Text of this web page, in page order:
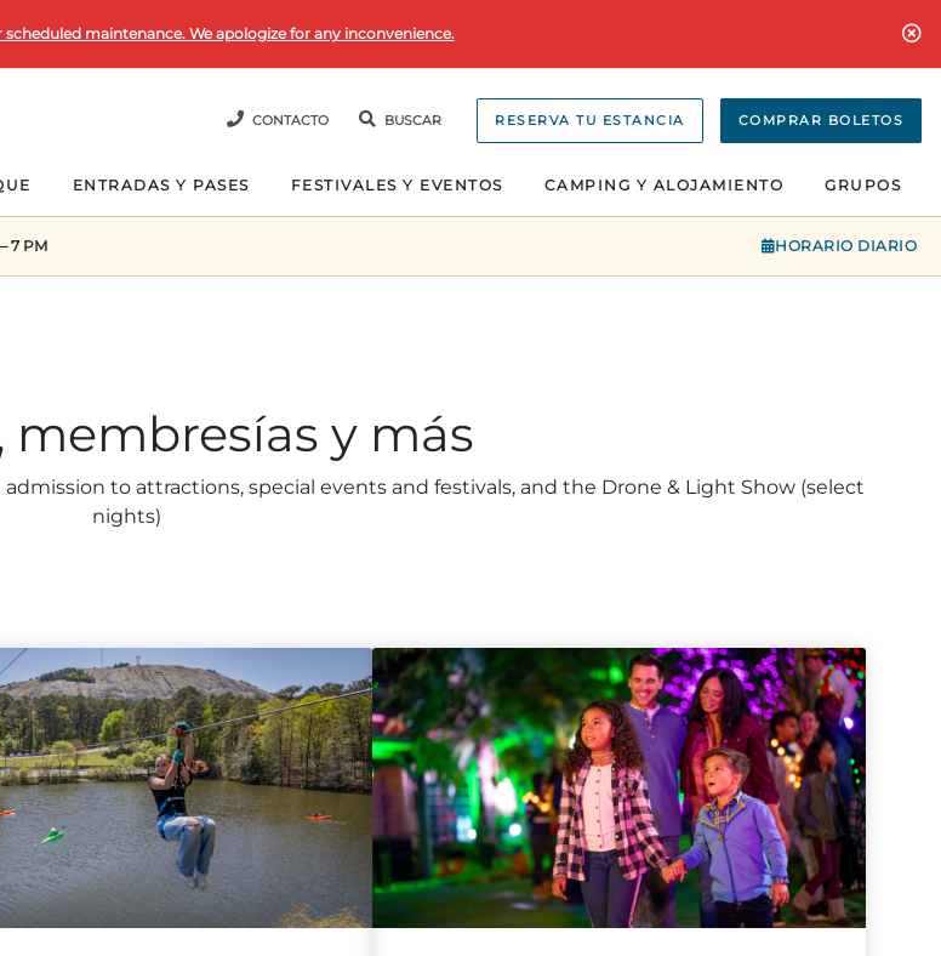
scheduled maintenance. We apologize for any inconvenience.
CONTACTO BUSCAR RESERVA TU ESTANCIA COMPRAR BOLETOS
ENTRADAS Y PASES FESTIVALES Y EVENTOS CAMPING Y ALOJAMIENTO GRUPOS
7 PM HORARIO DIARIO
membresías y más
to attractions, special events and festivals, and the Drone & Light Show (select
nights)